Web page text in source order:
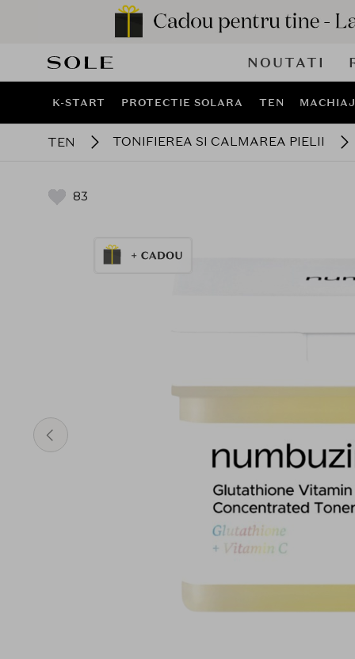
NOUTATI
K-START PROTECTIE SOLARA TEN MACHIAJ
TEN TONIFIEREA SI CALMAREA PIELII
83